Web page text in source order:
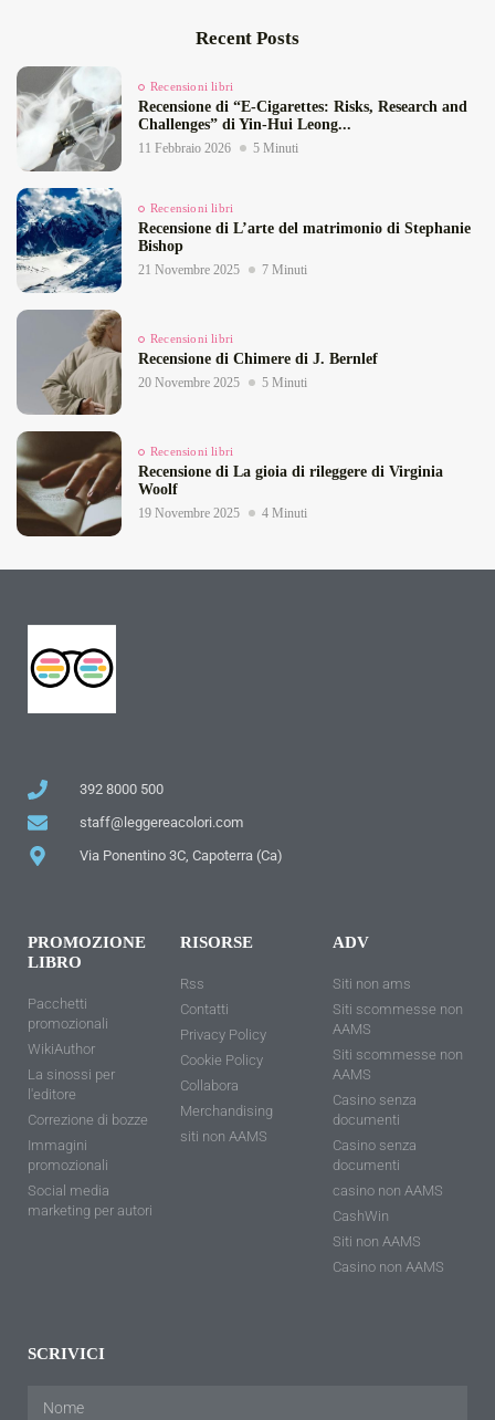
Recent Posts
Recensioni libri
Recensione di “E‑Cigarettes: Risks, Research and
Challenges” di Yin‑Hui Leong...
11 Febbraio 2026 5 Minuti
Recensioni libri
Recensione di L’arte del matrimonio di Stephanie
Bishop
21 Novembre 2025 7 Minuti
Recensioni libri
Recensione di Chimere di J. Bernlef
20 Novembre 2025 5 Minuti
Recensioni libri
Recensione di La gioia di rileggere di Virginia
Woolf
19 Novembre 2025 4 Minuti
392 8000 500
staff@leggereacolori.com
Via Ponentino 3C, Capoterra (Ca)
PROMOZIONE
LIBRO
Pacchetti
promozionali
WikiAuthor
La sinossi per
l'editore
Correzione di bozze
Immagini
promozionali
Social media
marketing per autori
RISORSE
Rss
Contatti
Privacy Policy
Cookie Policy
Collabora
Merchandising
siti non AAMS
ADV
Siti non ams
Siti scommesse non
AAMS
Siti scommesse non
AAMS
Casino senza
documenti
Casino senza
documenti
casino non AAMS
CashWin
Siti non AAMS
Casino non AAMS
SCRIVICI